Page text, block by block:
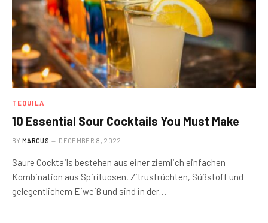
TEQUILA
10 Essential Sour Cocktails You Must Make
BY MARCUS DECEMBER 8, 2022
Saure Cocktails bestehen aus einer ziemlich einfachen
Kombination aus Spirituosen, Zitrusfrüchten, Süßstoff und
gelegentlichem Eiweiß und sind in der…